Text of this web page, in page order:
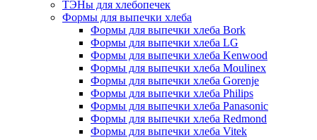
ТЭНы для хлебопечек
Формы для выпечки хлеба
Формы для выпечки хлеба Bork
Формы для выпечки хлеба LG
Формы для выпечки хлеба Kenwood
Формы для выпечки хлеба Moulinex
Формы для выпечки хлеба Gorenje
Формы для выпечки хлеба Philips
Формы для выпечки хлеба Panasonic
Формы для выпечки хлеба Redmond
Формы для выпечки хлеба Vitek